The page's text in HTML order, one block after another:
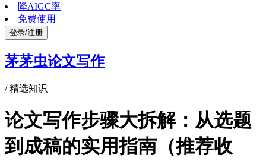
降AIGC率
免费使用
登录/注册
茅茅虫论文写作
/精选知识
论文写作步骤大拆解：从选题
到成稿的实用指南（推荐收